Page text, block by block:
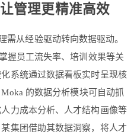
管理更精准高效
需从经验驱动转向数据驱动。
握员工流失率、培训效果等关
系统通过数据看板实时呈现核
的数据分析模块可自动抓
力成本分析、人才结构画像等
集团借助其数据洞察，将人才